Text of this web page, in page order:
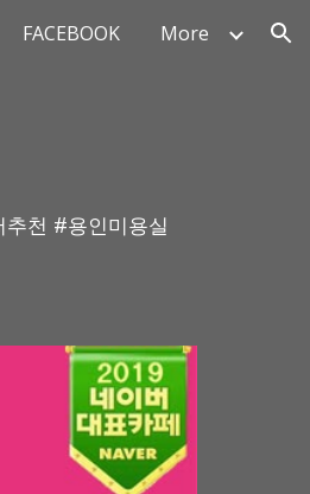
FACEBOOK More
천 #용인미용실